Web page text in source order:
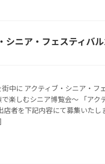
シニア・フェスティバ
中に アクティブ・シニア・フ
楽しむシニア博覧会～ 「アク
店者を下記内容にて募集いたし